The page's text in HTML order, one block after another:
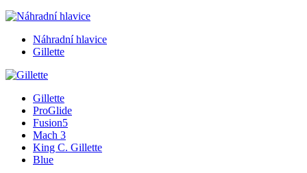
Náhradní hlavice
Gillette
Gillette
ProGlide
Fusion5
Mach 3
King C. Gillette
Blue